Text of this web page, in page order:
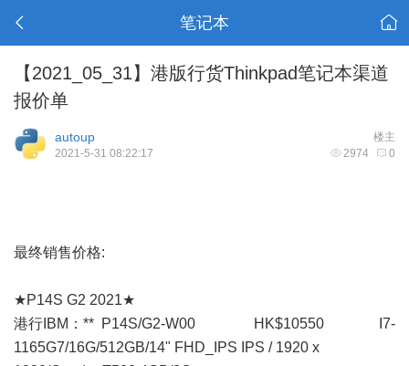
笔记本
【2021_05_31】港版行货Thinkpad笔记本渠道
报价单
楼主
autoup
2974 0
2021-5-31 08:22:17
最终销售价格:
★P14S G2 2021★
港行IBM：** P14S/G2-W00 HK$10550 I7-
1165G7/16G/512GB/14" FHD_IPS IPS / 1920 x